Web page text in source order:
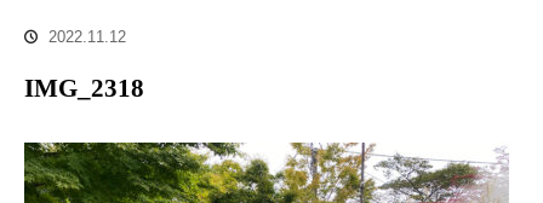
2022.11.12
IMG_2318